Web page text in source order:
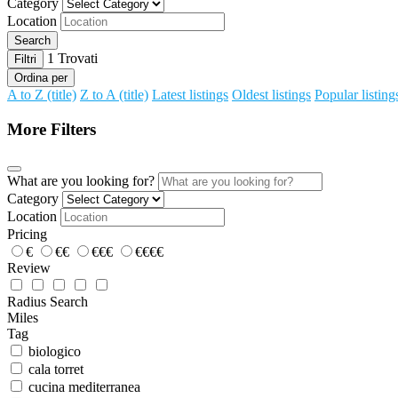
Category
Location
Search
Filtri
1 Trovati
Ordina per
A to Z (title) Z to A (title) Latest listings Oldest listings Popular
More Filters
What are you looking for?
Category
Location
Pricing
€
€€ €€€
€€€€
Review
Radius Search
Miles
Tag
biologico
cala torret
cucina mediterranea